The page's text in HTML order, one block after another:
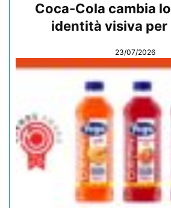
Coca-Cola cambia
identità visiva per
23/07/2026